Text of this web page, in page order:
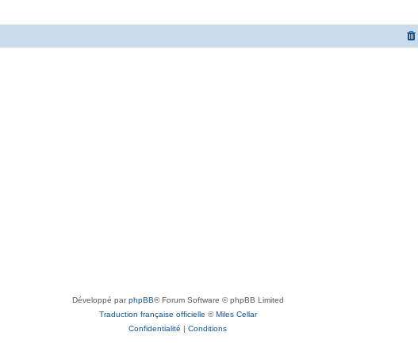
Développé parphpBB® Forum Software © phpBB Limited
Traduction française officielle ©Miles Cellar
Confidentialité | Conditions